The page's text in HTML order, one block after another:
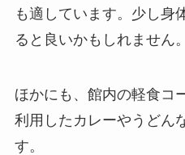
も適しています。少し身
ると良いかもしれません。
ほかにも、館内の軽食コ
利用したカレーやうどん
す。